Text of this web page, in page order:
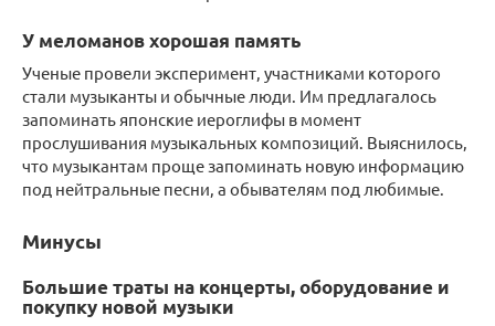
У меломанов хорошая память
Ученые провели эксперимент, участниками которого
стали музыканты и обычные люди. Им предлагалось
запоминать японские иероглифы в момент
прослушивания музыкальных композиций. Выяснилось,
что музыкантам проще запоминать новую информацию
под нейтральные песни, а обывателям под любимые.
Минусы
Большие траты на концерты, оборудование и
покупку новой музыки